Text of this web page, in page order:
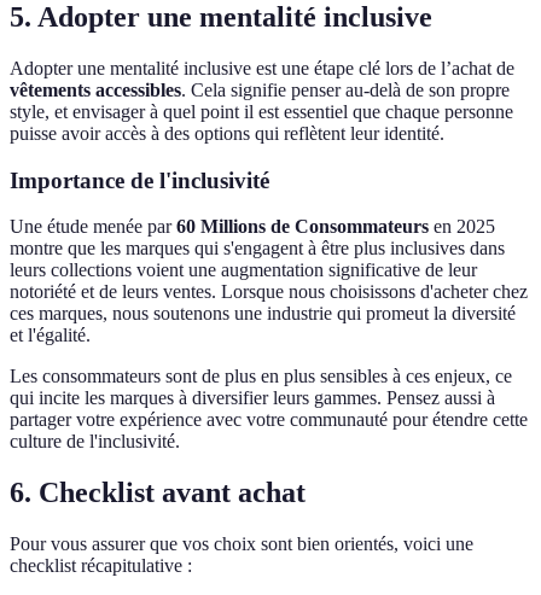
5. Adopter une mentalité inclusive
Adopter une mentalité inclusive est une étape clé lors de l’achat de
vêtements accessibles. Cela signifie penser au-delà de son propre
style, et envisager à quel point il est essentiel que chaque personne
puisse avoir accès à des options qui reflètent leur identité.
Importance de l'inclusivité
Une étude menée par60 Millions de Consommateurs en 2025
montre que les marques qui s'engagent à être plus inclusives dans
leurs collections voient une augmentation significative de leur
notoriété et de leurs ventes. Lorsque nous choisissons d'acheter chez
ces marques, nous soutenons une industrie qui promeut la diversité
et l'égalité.
Les consommateurs sont de plus en plus sensibles à ces enjeux, ce
qui incite les marques à diversifier leurs gammes. Pensez aussi à
partager votre expérience avec votre communauté pour étendre cette
culture de l'inclusivité.
6. Checklist avant achat
Pour vous assurer que vos choix sont bien orientés, voici une
checklist récapitulative :